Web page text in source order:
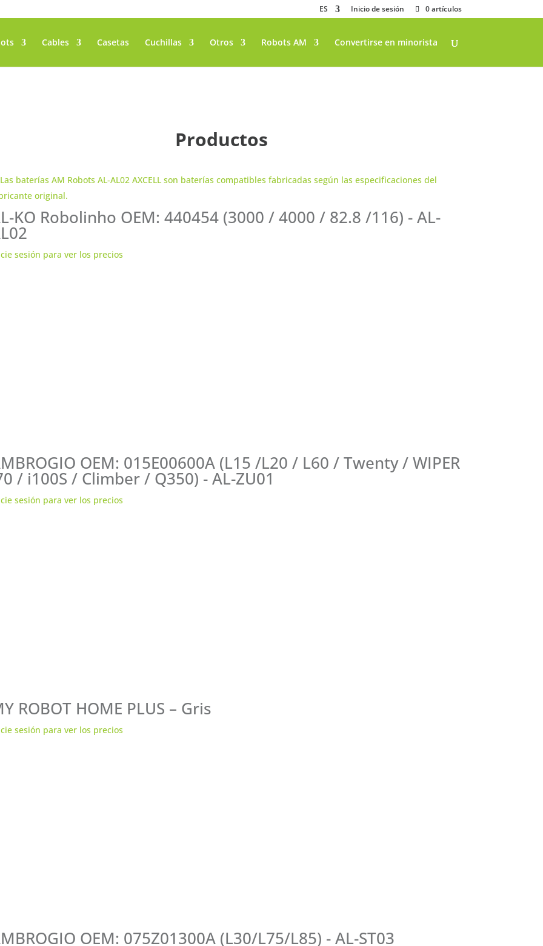
ES Inicio de sesión 0 artículos
Cables Casetas Cuchillas Otros Robots AM Convertirse en minorista
Productos
KO Robolinho OEM: 440454 (3000 / 4000 / 82.8 /116) - AL-
sesión para ver los precios
OEM: 015E00600A (L15 /L20 / L60 / Twenty / WIPER
/ i100S / Climber / Q350) - AL-ZU01
sesión para ver los precios
ROBOT HOME PLUS – Gris
sesión para ver los precios
OEM: 075Z01300A (L30/L75/L85) - AL-ST03